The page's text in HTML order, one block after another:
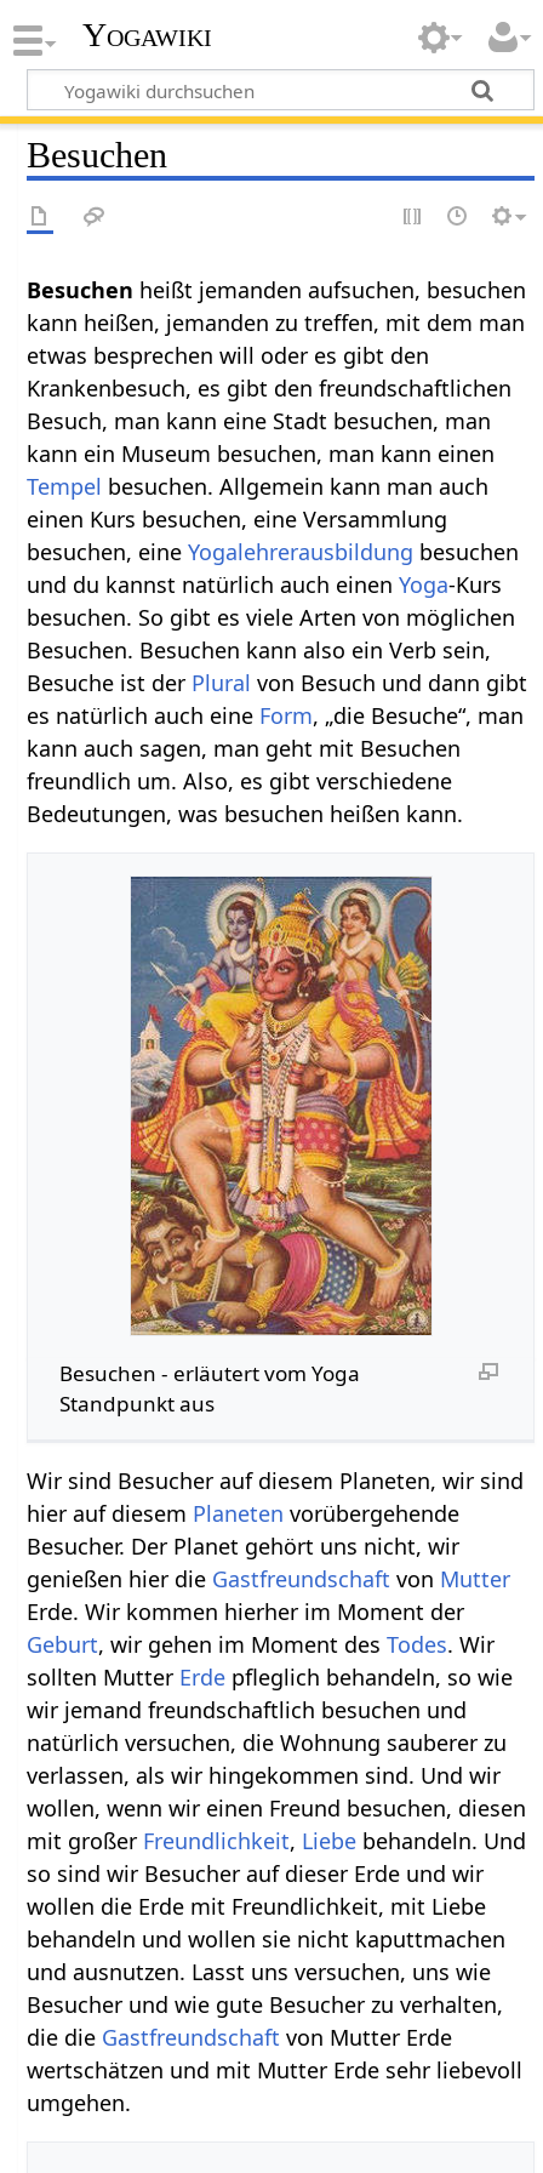
Yogawiki
Besuchen
heißt jemanden aufsuchen, besuchen
kann heißen, jemanden zu treffen, mit dem man
etwas besprechen will oder es gibt den
Krankenbesuch, es gibt den freundschaftlichen
Besuch, man kann eine Stadt besuchen, man
kann ein Museum besuchen, man kann einen
Tempel besuchen. Allgemein kann man auch
einen Kurs besuchen, eine Versammlung
besuchen, eineYogalehrerausbildung besuchen
und du kannst natürlich auch einenYoga-Kurs
besuchen. So gibt es viele Arten von möglichen
Besuchen. Besuchen kann also ein Verb sein,
Besuche ist der Plural von Besuch und dann gibt
es natürlich auch eine Form, „die Besuche“, man
kann auch sagen, man geht mit Besuchen
freundlich um. Also, es gibt verschiedene
Bedeutungen, was besuchen heißen kann.
Besuchen‏‎ - erläutert vom Yoga
Standpunkt aus
Wir sind Besucher auf diesem Planeten, wir sind
hier auf diesem Planeten vorübergehende
Besucher. Der Planet gehört uns nicht, wir
genießen hier die Gastfreundschaft von Mutter
Erde. Wir kommen hierher im Moment der
Geburt, wir gehen im Moment desTodes. Wir
sollten Mutter Erde pfleglich behandeln, so wie
wir jemand freundschaftlich besuchen und
natürlich versuchen, die Wohnung sauberer zu
verlassen, als wir hingekommen sind. Und wir
wollen, wenn wir einen Freund besuchen, diesen
mit großer Freundlichkeit, Liebe behandeln. Und
so sind wir Besucher auf dieser Erde und wir
wollen die Erde mit Freundlichkeit, mit Liebe
behandeln und wollen sie nicht kaputtmachen
und ausnutzen. Lasst uns versuchen, uns wie
Besucher und wie gute Besucher zu verhalten,
die die Gastfreundschaft von Mutter Erde
wertschätzen und mit Mutter Erde sehr liebevoll
umgehen.